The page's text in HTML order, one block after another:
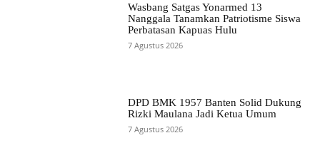
Wasbang Satgas Yonarmed 13
Nanggala Tanamkan Patriotisme Siswa
Perbatasan Kapuas Hulu
7 Agustus 2026
DPD BMK 1957 Banten Solid Dukung
Rizki Maulana Jadi Ketua Umum
7 Agustus 2026